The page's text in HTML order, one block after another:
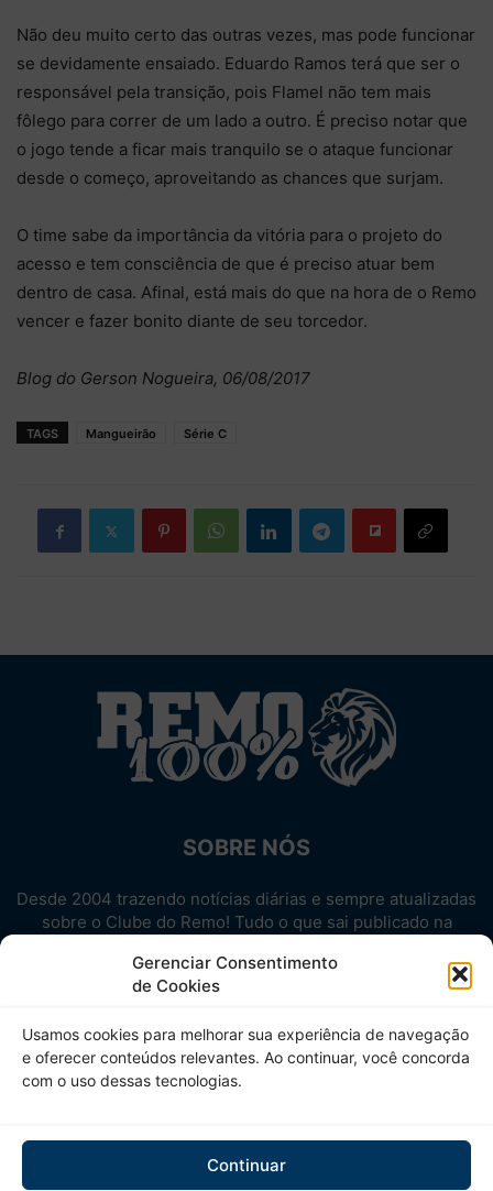
Gerenciar Consentimento
de Cookies
Usamos cookies para melhorar sua experiência de navegação
e oferecer conteúdos relevantes. Ao continuar, você concorda
com o uso dessas tecnologias.
Continuar
Não deu muito certo das outras vezes, mas pode funcionar
se devidamente ensaiado. Eduardo Ramos terá que ser o
responsável pela transição, pois Flamel não tem mais
fôlego para correr de um lado a outro. É preciso notar que
o jogo tende a ficar mais tranquilo se o ataque funcionar
desde o começo, aproveitando as chances que surjam.
O time sabe da importância da vitória para o projeto do
acesso e tem consciência de que é preciso atuar bem
dentro de casa. Afinal, está mais do que na hora de o Remo
vencer e fazer bonito diante de seu torcedor.
Blog do Gerson Nogueira, 06/08/2017
TAGS Mangueirão Série C
SOBRE NÓS
Desde 2004 trazendo notícias diárias e sempre atualizadas
sobre o Clube do Remo! Tudo o que sai publicado na
Aproveite! Site não-oficial.
SIGA-NOS